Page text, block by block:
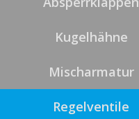
Kugelhähne
Mischarmatur
Regelventile